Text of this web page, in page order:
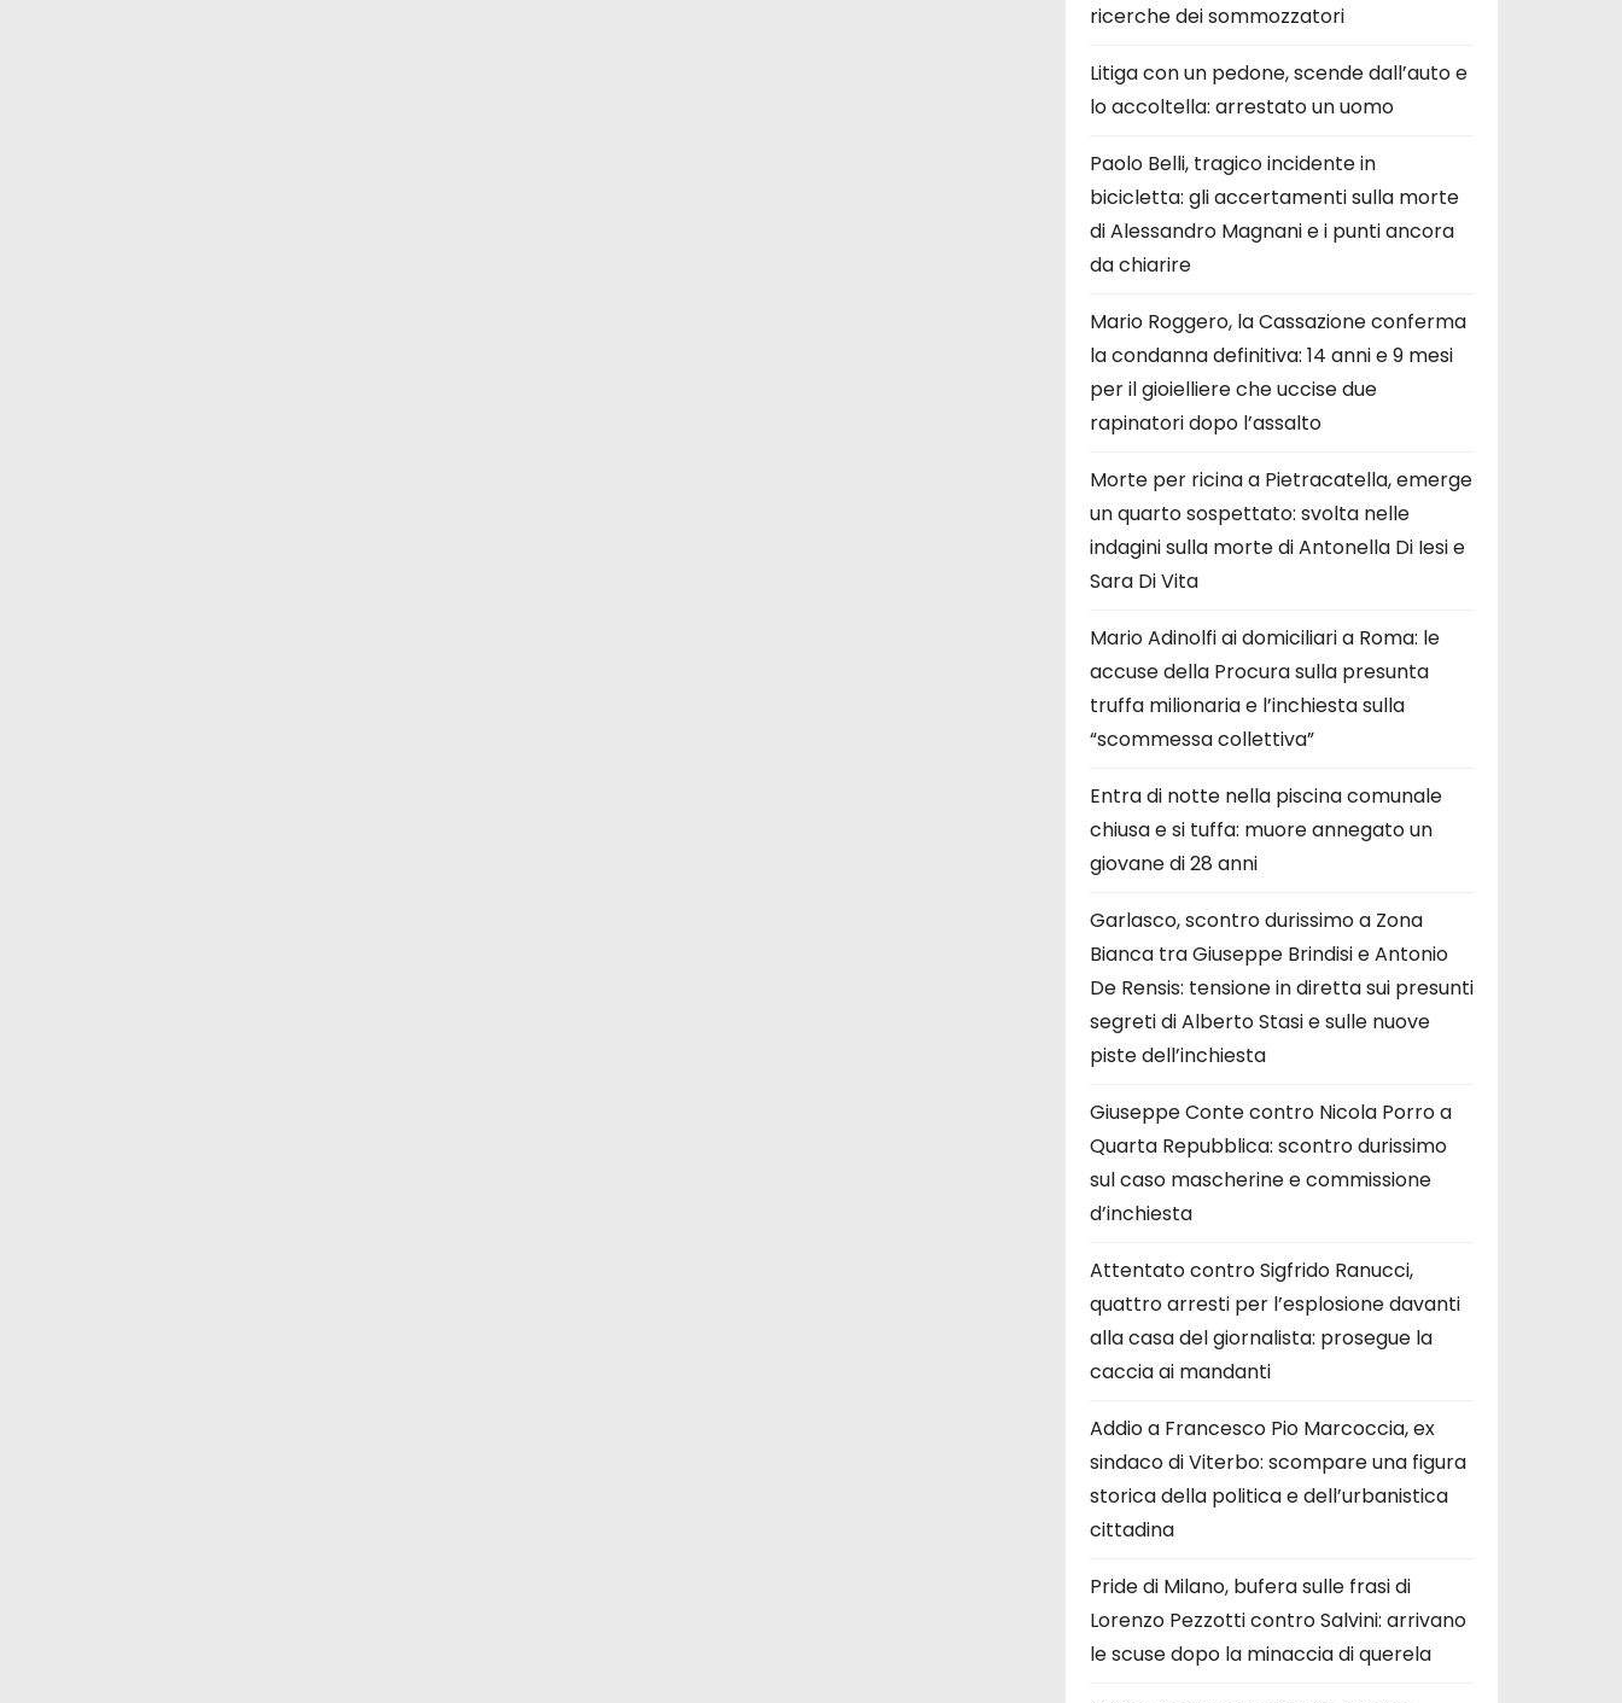
ricerche dei sommozzatori
Litiga con un pedone, scende dall’auto e
lo accoltella: arrestato un uomo
Paolo Belli, tragico incidente in
bicicletta: gli accertamenti sulla morte
di Alessandro Magnani e i punti ancora
da chiarire
Mario Roggero, la Cassazione conferma
la condanna definitiva: 14 anni e 9 mesi
per il gioielliere che uccise due
rapinatori dopo l’assalto
Morte per ricina a Pietracatella, emerge
un quarto sospettato: svolta nelle
indagini sulla morte di Antonella Di Iesi e
Sara Di Vita
Mario Adinolfi ai domiciliari a Roma: le
accuse della Procura sulla presunta
truffa milionaria e l’inchiesta sulla
“scommessa collettiva”
Entra di notte nella piscina comunale
chiusa e si tuffa: muore annegato un
giovane di 28 anni
Garlasco, scontro durissimo a Zona
Bianca tra Giuseppe Brindisi e Antonio
De Rensis: tensione in diretta sui presunti
segreti di Alberto Stasi e sulle nuove
piste dell’inchiesta
Giuseppe Conte contro Nicola Porro a
Quarta Repubblica: scontro durissimo
sul caso mascherine e commissione
d’inchiesta
Attentato contro Sigfrido Ranucci,
quattro arresti per l’esplosione davanti
alla casa del giornalista: prosegue la
caccia ai mandanti
Addio a Francesco Pio Marcoccia, ex
sindaco di Viterbo: scompare una figura
storica della politica e dell’urbanistica
cittadina
Pride di Milano, bufera sulle frasi di
Lorenzo Pezzotti contro Salvini: arrivano
le scuse dopo la minaccia di querela